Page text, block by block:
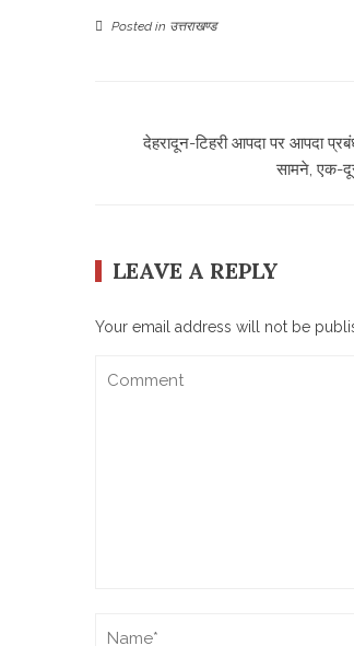
Posted in उत्तराखण्ड
देहरादून-टिहरी आपदा पर आपदा
सामने, एक-
LEAVE A REPLY
Your email address will not be